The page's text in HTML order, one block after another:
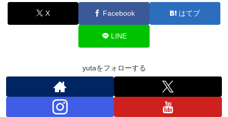
e
b
er
e
dI
s
A
p
p
et
X Facebook はてブ
LINE
yutaをフォローする